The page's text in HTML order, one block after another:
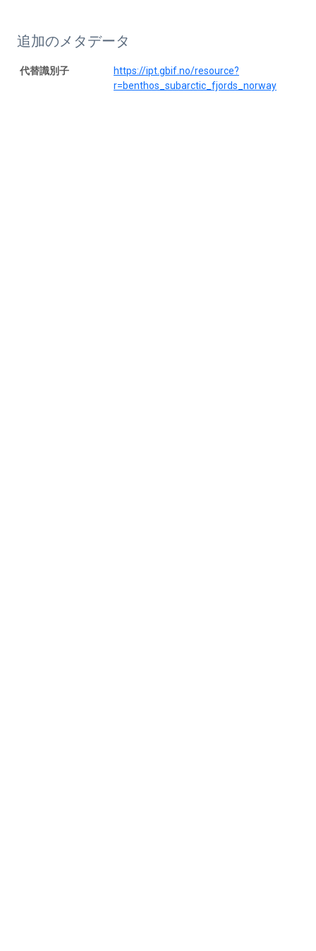
追加のメタデータ
代替識別子
https://ipt.gbif.no/resource?
r=benthos_subarctic_fjords_norway